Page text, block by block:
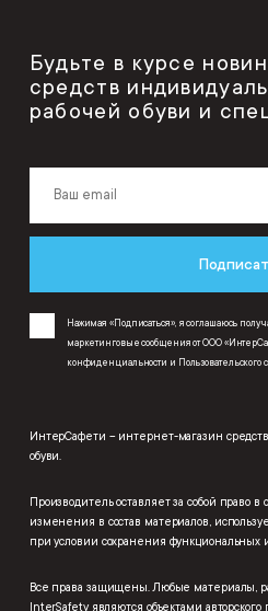
Будьте в курсе
средств
рабочей обуви и
Нажимая «Подписаться», я соглашаюсь
маркетинговые сообщения от ООО
конфиденциальности и Пользовательского
ИнтерСафети – интернет-магазин
обуви.
Производитель оставляет за собой право
изменения в состав материалов,
при условии сохранения функциональных
Все права защищены. Любые материалы,
InterSafety являются объектами